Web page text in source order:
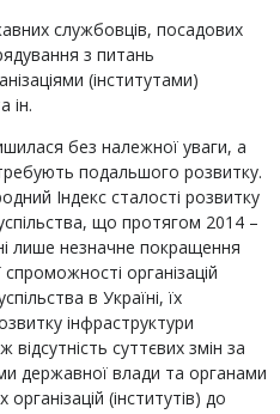
службовців, посадових
з питань
(інститутами)
ін.
без належної уваги, а
подальшого розвитку.
Індекс сталості розвитку
що протягом 2014 –
лише незначне покращення
спроможності організацій
в Україні, їх
інфраструктури
суттєвих змін за
державної влади та органами
(інститутів) до